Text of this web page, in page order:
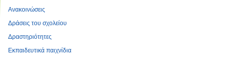
Ανακοινώσεις
Δράσεις του σχολείου
Δραστηριότητες
Εκπαιδευτικά παιχνίδια